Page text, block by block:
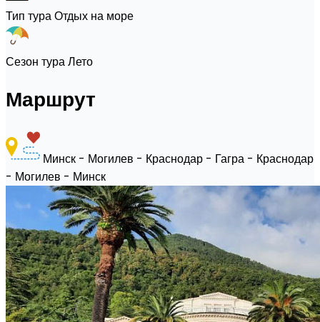
Тип тураОтдых на море
Сезон тураЛето
Маршрут
Минск - Могилев - Краснодар - Гагра - Краснодар
- Могилев - Минск